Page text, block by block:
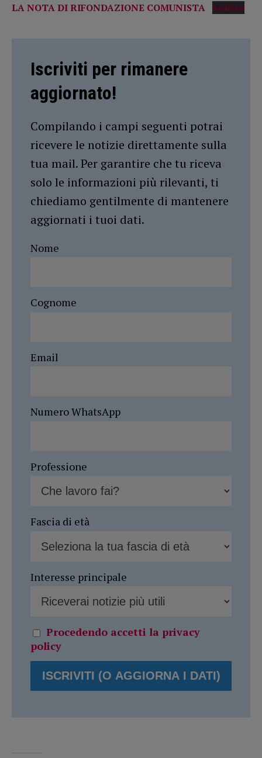
LA NOTA DI RIFONDAZIONE COMUNISTA Scarica
Iscriviti per rimanere
aggiornato!
Compilando i campi seguenti potrai
ricevere le notizie direttamente sulla
tua mail. Per garantire che tu riceva
solo le informazioni più rilevanti, ti
chiediamo gentilmente di mantenere
aggiornati i tuoi dati.
Nome
Cognome
Email
Numero WhatsApp
Professione
Fascia di età
Interesse principale
Procedendo accetti la privacy
policy